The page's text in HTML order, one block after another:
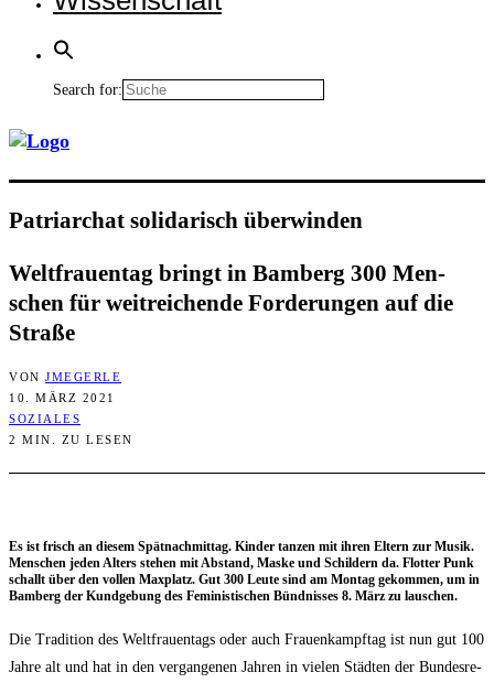
Search for:
Patri­ar­chat soli­da­risch überwinden
Welt­frau­en­tag bringt in Bam­berg 300 Men­
schen für weit­rei­chen­de For­de­run­gen auf die
Straße
VON JMEGERLE
10. MÄRZ 2021
SOZIALES
2 MIN. ZU LESEN
Es ist frisch an die­sem Spät­nach­mit­tag. Kin­der tan­zen mit ihren Eltern zur Musik.
Men­schen jeden Alters ste­hen mit Abstand, Mas­ke und Schil­dern da. Flot­ter Punk
schallt über den vol­len Max­platz. Gut 300 Leu­te sind am Mon­tag gekom­men, um in
Bam­berg der Kund­ge­bung des Femi­nis­ti­schen Bünd­nis­ses 8. März zu lauschen.
Die Tra­di­ti­on des Welt­frau­en­tags oder auch Frau­en­kampf­tag ist nun gut 100
Jah­re alt und hat in den ver­gan­ge­nen Jah­ren in vie­len Städ­ten der Bun­des­re­